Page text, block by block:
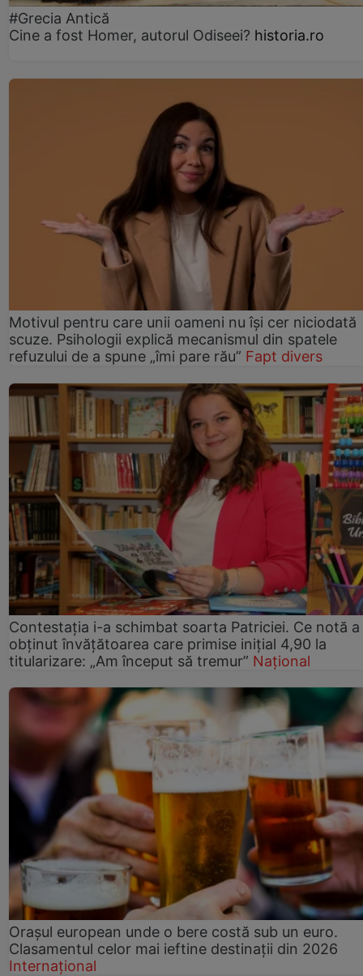
#Grecia Antică
Cine a fost Homer, autorul Odiseei? historia.ro
Motivul pentru care unii oameni nu își cer niciodată
scuze. Psihologii explică mecanismul din spatele
refuzului de a spune „îmi pare rău” Fapt divers
Contestația i-a schimbat soarta Patriciei. Ce notă a
obținut învățătoarea care primise inițial 4,90 la
titularizare: „Am început să tremur” Național
Orașul european unde o bere costă sub un euro.
Clasamentul celor mai ieftine destinații din 2026
Internațional